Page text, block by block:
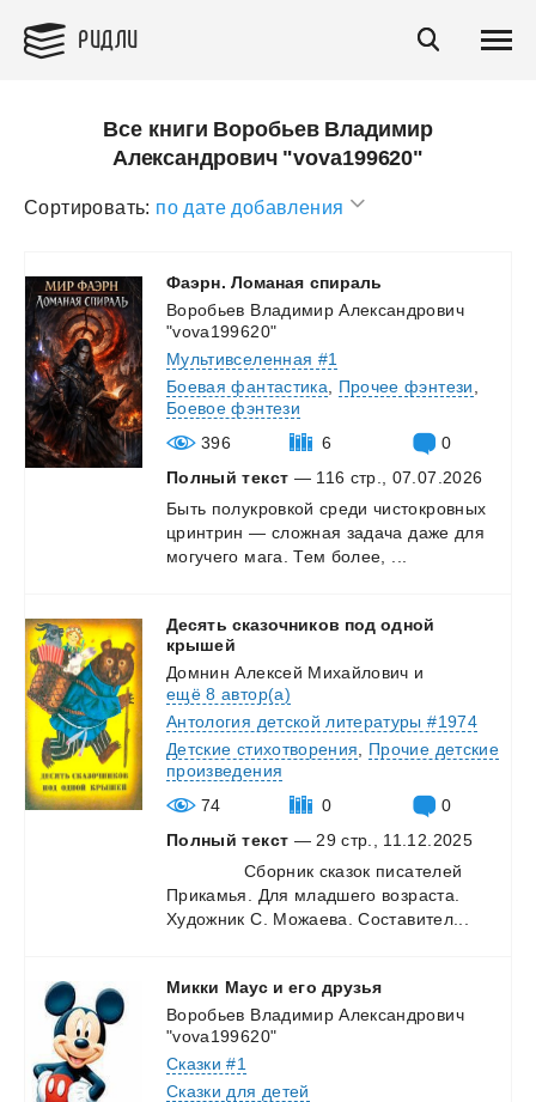
РИДЛИ
Все книги Воробьев Владимир
Александрович "vova199620"
Сортировать: по дате добавления
Фаэрн. Ломаная спираль
Воробьев Владимир Александрович
"vova199620"
Мультивселенная #1
Боевая фантастика
Прочее фэнтези
Боевое фэнтези
396
6
0
Полный текст — 116 стр., 07.07.2026
Быть полукровкой среди чистокровных
цринтрин — сложная задача даже для
могучего мага. Тем более,
Десять сказочников под одной
крышей
Домнин Алексей Михайлович и
ещё 8 автор(а)
Антология детской литературы #1974
Детские стихотворения
Прочие детские
произведения
74
0
0
Полный текст — 29 стр., 11.12.2025
Сборник сказок писателей
Прикамья.
Для младшего возраста.
Художник С. Можаева. Составител...
Микки Маус и его друзья
Воробьев Владимир Александрович
"vova199620"
Сказки #1
Сказки для детей